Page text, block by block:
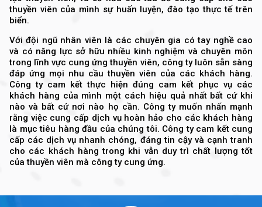
thuyền viên của mình sự huấn luyện, đào tạo thực tế trên
biển.
Với đội ngũ nhân viên là các chuyên gia có tay nghề cao
và có năng lực sở hữu nhiều kinh nghiệm và chuyên môn
trong lĩnh vực cung ứng thuyền viên, công ty luôn sẵn sàng
đáp ứng mọi nhu cầu thuyền viên của các khách hàng.
Công ty cam kết thực hiện đúng cam kết phục vụ các
khách hàng của mình một cách hiệu quả nhất bất cứ khi
nào và bất cứ nơi nào họ cần. Công ty muốn nhấn mạnh
rằng việc cung cấp dịch vụ hoàn hảo cho các khách hàng
là mục tiêu hàng đầu của chúng tôi. Công ty cam kết cung
cấp các dịch vụ nhanh chóng, đáng tin cậy và cạnh tranh
cho các khách hàng trong khi vẫn duy trì chất lượng tốt
của thuyền viên mà công ty cung ứng.